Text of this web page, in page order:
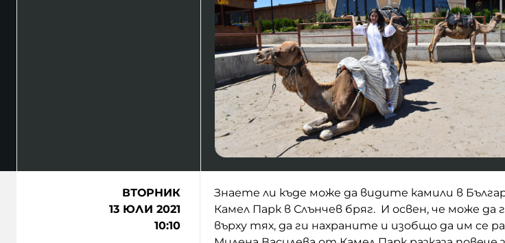
ВТОРНИК
13 ЮЛИ 2021
10:10
Знаете ли къде може да видите камили в
Камел Парк в Слънчев бряг. И освен, че може
върху тях, да ги нахраните и изобщо да им се